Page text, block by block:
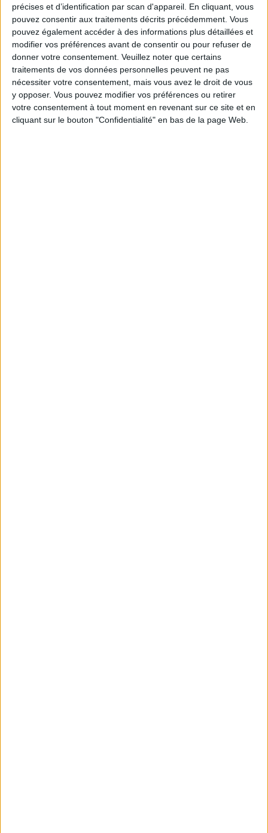
précises et d’identification par scan d'appareil. En cliquant, vous
pouvez consentir aux traitements décrits précédemment. Vous
pouvez également accéder à des informations plus détaillées et
modifier vos préférences avant de consentir ou pour refuser de
donner votre consentement. Veuillez noter que certains
traitements de vos données personnelles peuvent ne pas
nécessiter votre consentement, mais vous avez le droit de vous
y opposer. Vous pouvez modifier vos préférences ou retirer
votre consentement à tout moment en revenant sur ce site et en
cliquant sur le bouton "Confidentialité" en bas de la page Web.